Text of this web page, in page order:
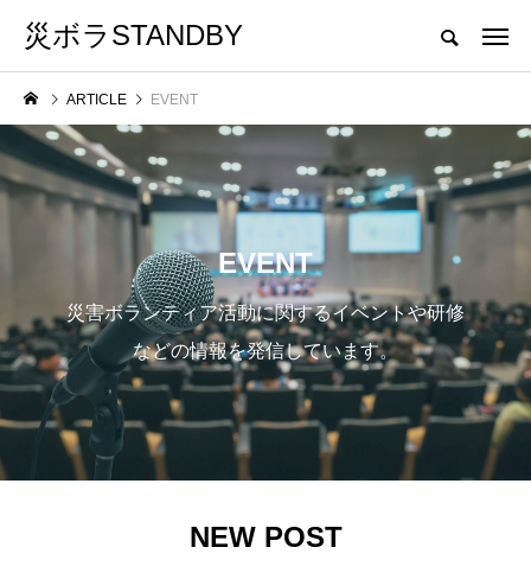
茨城県災害ボランティア活動支援サイト
CATEGORY
カテゴリ名をクリックしていただくと、カテゴリトップへ移動します。
EVENT
「いばらき学ぼうさいwith防災
フェス」に「災害ボランティア」
BORA-SHIKI
茨城県の災害
災ボラSTANDBY
ARTICLE EVENT
EVENT
災害ボランティア活動に関するイベントや研修
などの情報を発信しています。
NEW POST